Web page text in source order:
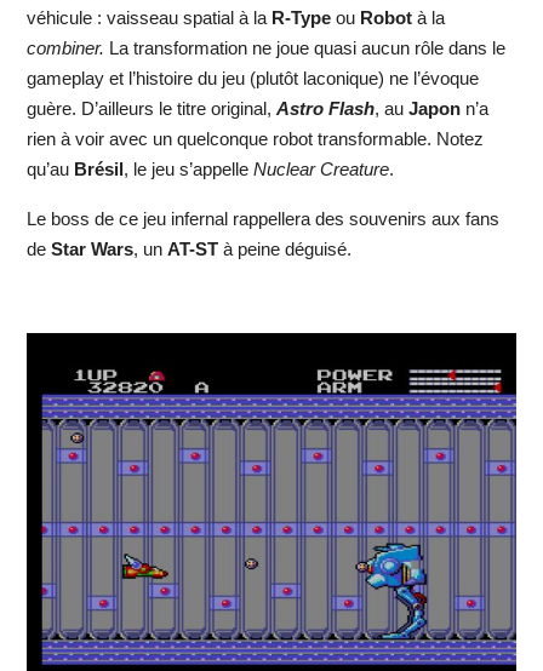
véhicule : vaisseau spatial à la R-Typeou Robotà la
combiner. La transformation ne joue quasi aucun rôle dans le
gameplay et l’histoire du jeu (plutôt laconique) ne l’évoque
guère. D’ailleurs le titre original, Astro Flash, au Japonn’a
rien à voir avec un quelconque robot transformable. Notez
qu’au Brésil, le jeu s’appelle Nuclear Creature.
Le boss de ce jeu infernal rappellera des souvenirs aux fans
de Star Wars, un AT-STà peine déguisé.